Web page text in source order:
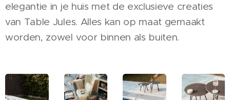
elegantie in je huis met de exclusieve creaties
van Table Jules. Alles kan op maat gemaakt
worden, zowel voor binnen als buiten.